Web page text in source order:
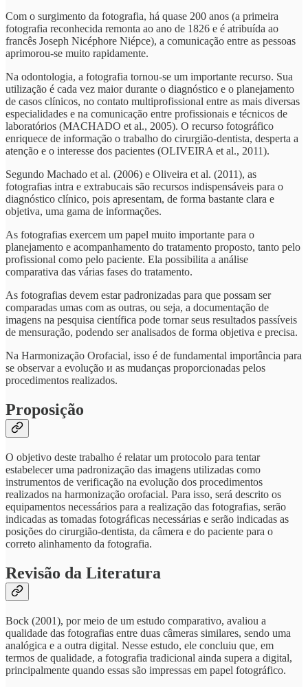
Com o surgimento da fotografia, há quase 200 anos (a primeira
fotografia reconhecida remonta ao ano de 1826 e é atribuída ao
francês Joseph Nicéphore Niépce), a comunicação entre as pessoas
aprimorou-se muito rapidamente.
Na odontologia, a fotografia tornou-se um importante recurso. Sua
utilização é cada vez maior durante o diagnóstico e o planejamento
de casos clínicos, no contato multiprofissional entre as mais diversas
especialidades e na comunicação entre profissionais e técnicos de
laboratórios (MACHADO et al., 2005). O recurso fotográfico
enriquece de informação o trabalho do cirurgião-dentista, desperta a
atenção e o interesse dos pacientes (OLIVEIRA et al., 2011).
Segundo Machado et al. (2006) e Oliveira et al. (2011), as
fotografias intra e extrabucais são recursos indispensáveis para o
diagnóstico clínico, pois apresentam, de forma bastante clara e
objetiva, uma gama de informações.
As fotografias exercem um papel muito importante para o
planejamento e acompanhamento do tratamento proposto, tanto pelo
profissional como pelo paciente. Ela possibilita a análise
comparativa das várias fases do tratamento.
As fotografias devem estar padronizadas para que possam ser
comparadas umas com as outras, ou seja, a documentação de
imagens na pesquisa científica pode tornar seus resultados passíveis
de mensuração, podendo ser analisados de forma objetiva e precisa.
Na Harmonização Orofacial, isso é de fundamental importância para
se observar a evolução и as mudanças proporcionadas pelos
procedimentos realizados.
Proposição
O objetivo deste trabalho é relatar um protocolo para tentar
estabelecer uma padronização das imagens utilizadas como
instrumentos de verificação na evolução dos procedimentos
realizados na harmonização orofacial. Para isso, será descrito os
equipamentos necessários para a realização das fotografias, serão
indicadas as tomadas fotográficas necessárias e serão indicadas as
posições do cirurgião-dentista, da câmera e do paciente para o
correto alinhamento da fotografia.
Revisão da Literatura
Bock (2001), por meio de um estudo comparativo, avaliou a
qualidade das fotografias entre duas câmeras similares, sendo uma
analógica e a outra digital. Nesse estudo, ele concluiu que, em
termos de qualidade, a fotografia tradicional ainda supera a digital,
principalmente quando essas são impressas em papel fotográfico.